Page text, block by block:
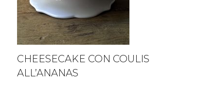
CHEESECAKE CON COULIS
ALL’ANANAS